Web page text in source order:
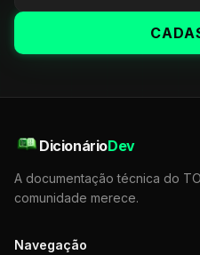
DicionárioDev
A documentação técnica do
comunidade merece.
Navegação